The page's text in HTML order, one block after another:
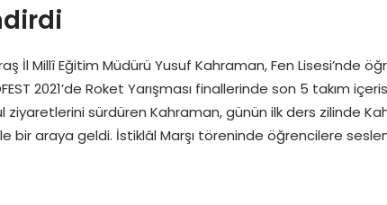
İl Millî Eğitim Müdürü Yusuf Kahraman, Fen Lisesi’nde
2021’de Roket Yarışması finallerinde son 5 takım
ziyaretlerini sürdüren Kahraman, günün ilk ders zilinde
bir araya geldi. İstiklâl Marşı töreninde öğrencilere